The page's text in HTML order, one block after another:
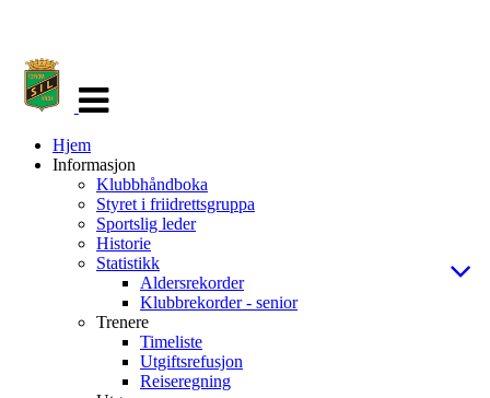
navigasjon
Hjem
Informasjon
Klubbhåndboka
Styret i friidrettsgruppa
Sportslig leder
Historie
Statistikk
Aldersrekorder
Klubbrekorder - senior
Trenere
Timeliste
Utgiftsrefusjon
Reiseregning